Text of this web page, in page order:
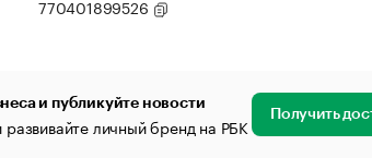
770401899526
и публикуйте новости
личный бренд на РБК Получить